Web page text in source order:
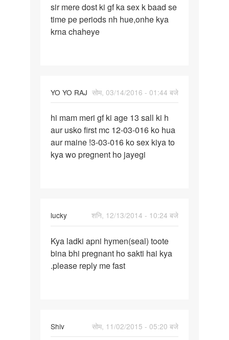
sir
mere
dost
k
sir mere dost ki gf ka sex k baad se
time pe periods nh hue,onhe kya
krna chaheye
YO YO RAJ सोम, 03/14/2016 - 01:44 बजे
hi
mam
meri
gf
hi mam meri gf ki age 13 sall ki h
aur usko first mc 12-03-016 ko hua
aur maine !3-03-016 ko sex kiya to
kya wo pregnent ho jayegi
lucky
शनि, 12/13/2014 - 10:24 बजे
Kya
ladki
apni
Kya ladki apni hymen(seal) toote
bina bhi pregnant ho sakti hai kya
.please reply me fast
Shiv
सोम, 11/02/2015 - 05:20 बजे